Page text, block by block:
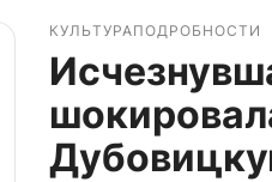
КУЛЬТУРАПОДРОБНОСТИ